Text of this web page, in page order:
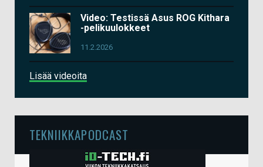
Video: Testissä Asus ROG Kithara
-pelikuulokkeet
11.2.2026
Lisää videoita
TEKNIIKKAPODCAST